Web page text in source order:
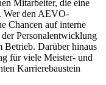
Mitarbeiter, die eine
Wer den AEVO-
Chancen auf interne
Personalentwicklung
Betrieb. Darüber hinaus
für viele Meister- und
Karrierebaustein